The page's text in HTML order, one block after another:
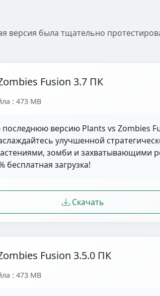
версия была тщательно
Fusion 3.7 ПК
: 473 MB
последнюю версию Plants vs Zombies
улучшенной
зомби и захватывающими
бесплатная загрузка!
Скачать
Fusion 3.5.0 ПК
: 473 MB